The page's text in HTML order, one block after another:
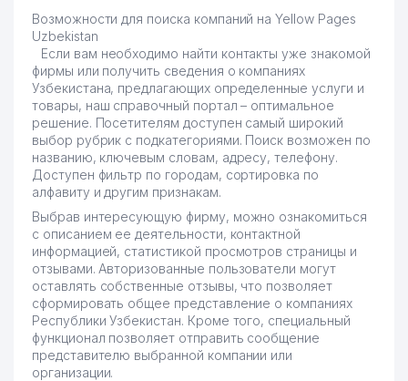
Возможности для поиска компаний на Yellow Pages
Uzbekistan
Если вам необходимо найти контакты уже знакомой
фирмы или получить сведения о компаниях
Узбекистана, предлагающих определенные услуги и
товары, наш справочный портал – оптимальное
решение. Посетителям доступен самый широкий
выбор рубрик с подкатегориями. Поиск возможен по
названию, ключевым словам, адресу, телефону.
Доступен фильтр по городам, сортировка по
алфавиту и другим признакам.
Выбрав интересующую фирму, можно ознакомиться
с описанием ее деятельности, контактной
информацией, статистикой просмотров страницы и
отзывами. Авторизованные пользователи могут
оставлять собственные отзывы, что позволяет
сформировать общее представление о компаниях
Республики Узбекистан. Кроме того, специальный
функционал позволяет отправить сообщение
представителю выбранной компании или
организации.